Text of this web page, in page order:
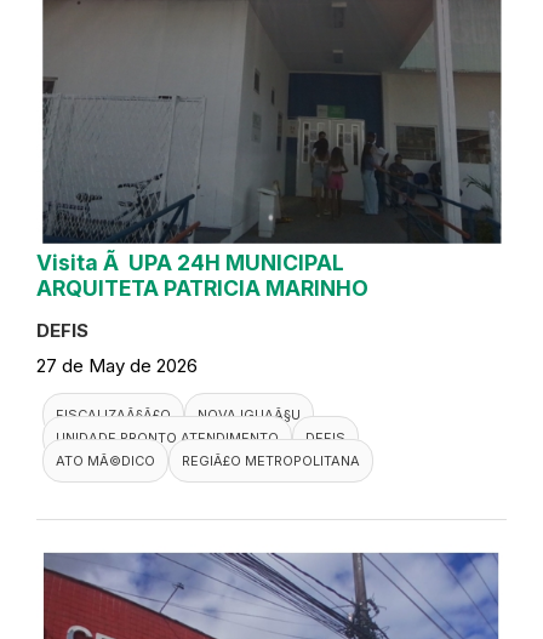
Visita Ã UPA 24H MUNICIPAL
ARQUITETA PATRICIA MARINHO
DEFIS
27 de May de 2026
FISCALIZAÃ§Ã£O
NOVA IGUAÃ§U
UNIDADE PRONTO ATENDIMENTO
DEFIS
ATO MÃ©DICO
REGIÃ£O METROPOLITANA